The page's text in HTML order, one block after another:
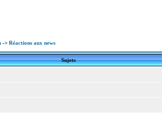
-> Réactions aux news
Sujets